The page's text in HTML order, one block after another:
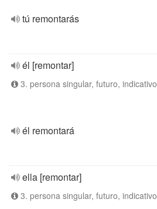
tú remontarás
él [remontar]
3. persona singular, futuro, indicativo
él remontará
ella [remontar]
3. persona singular, futuro, indicativo